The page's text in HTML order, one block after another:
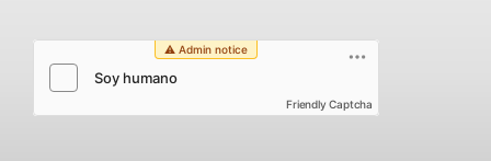
Friendly Captcha